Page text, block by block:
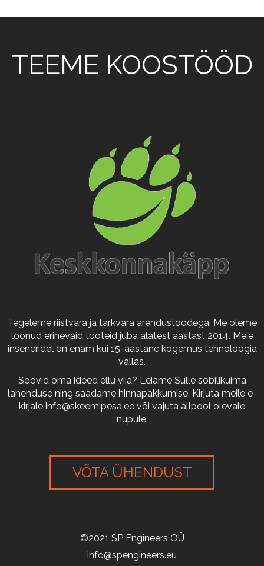
TEEME KOOSTÖÖD
Tegeleme riistvara ja tarkvara arendustöödega. Me oleme
loonud erinevaid tooteid juba alatest aastast 2014. Meie
inseneridel on enam kui 15-aastane kogemus tehnoloogia
vallas.
Soovid oma ideed ellu viia? Leiame Sulle sobilikuima
lahenduse ning saadame hinnapakkumise. Kirjuta meile e-
kirjale info@skeemipesa.ee või vajuta allpool olevale
nupule.
VÕTA ÜHENDUST
©2021 SP Engineers OÜ
info@spengineers.eu